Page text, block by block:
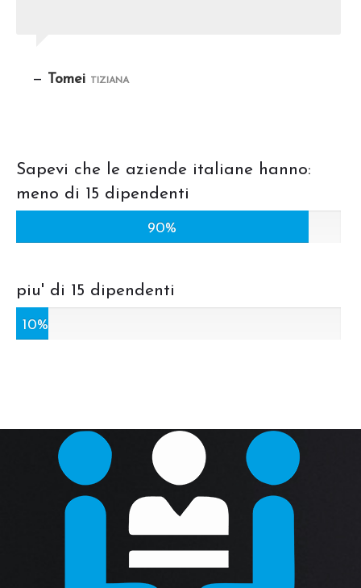
— Tomei TIZIANA
Sapevi che le aziende italiane hanno:
meno di 15 dipendenti
90%
piu' di 15 dipendenti
10%